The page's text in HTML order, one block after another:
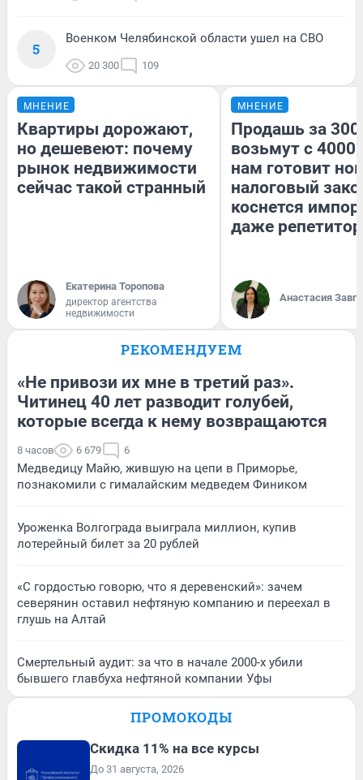
5
Военком Челябинской области ушел на СВО
20 300 109
МНЕНИЕ
Квартиры дорожают,
но дешевеют: почему
рынок недвижимости
сейчас такой странный
Екатерина Торопова
директор агентства
недвижимости
МНЕНИЕ
Продашь за
возьмут с
нам готовит
налоговый
коснется
даже
Анастасия
РЕКОМЕНДУЕМ
«Не привози их мне в третий раз».
Читинец 40 лет разводит голубей,
которые всегда к нему возвращаются
8 часов 6 679 6
Медведицу Майю, жившую на цепи в Приморье,
познакомили с гималайским медведем Фиником
Уроженка Волгограда выиграла миллион, купив
лотерейный билет за 20 рублей
«С гордостью говорю, что я деревенский»: зачем
северянин оставил нефтяную компанию и переехал в
глушь на Алтай
Смертельный аудит: за что в начале 2000-х убили
бывшего главбуха нефтяной компании Уфы
ПРОМОКОДЫ
Скидка 11% на все курсы
До 31 августа, 2026